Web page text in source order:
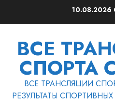
10.08.2026
ВСЕ
СПОРТА
ВСЕ ТРАНСЛЯЦИИ
РЕЗУЛЬТАТЫ